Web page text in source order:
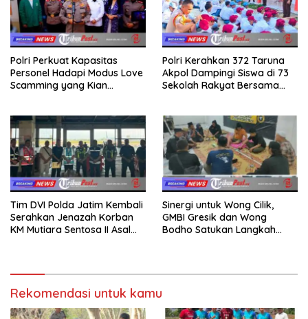
Polri Perkuat Kapasitas
Personel Hadapi Modus Love
Scamming yang Kian
Polri Kerahkan 372 Taruna
Akpol Dampingi Siswa di 73
Sekolah Rakyat Bersama
Tim DVI Polda Jatim Kembali
Serahkan Jenazah Korban
KM Mutiara Sentosa II Asal
Sinergi untuk Wong Cilik,
GMBI Gresik dan Wong
Bodho Satukan Langkah
Rekomendasi untuk kamu